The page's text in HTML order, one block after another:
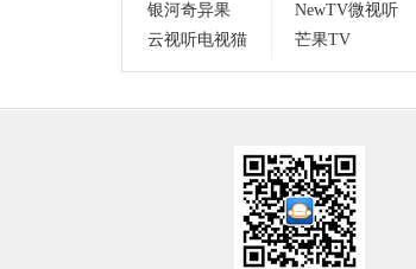
银河奇异果
云视听电视猫
NewTV微视听
芒果TV